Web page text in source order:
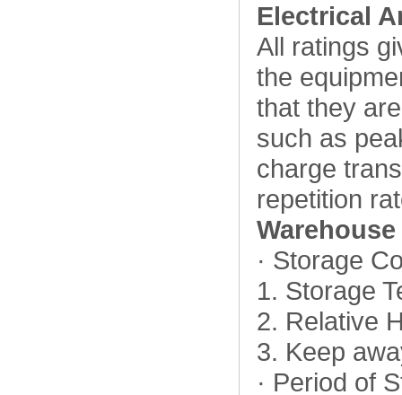
Electrical
All ratings
the
that they
such as
charge
repetition
· Storage
1. Storage
2. Relative
3. Keep
· Period of